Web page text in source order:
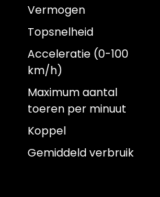
Vermogen
Topsnelheid
Acceleratie (0-100
km/h)
Maximum aantal
toeren per minuut
Koppel
Gemiddeld verbruik